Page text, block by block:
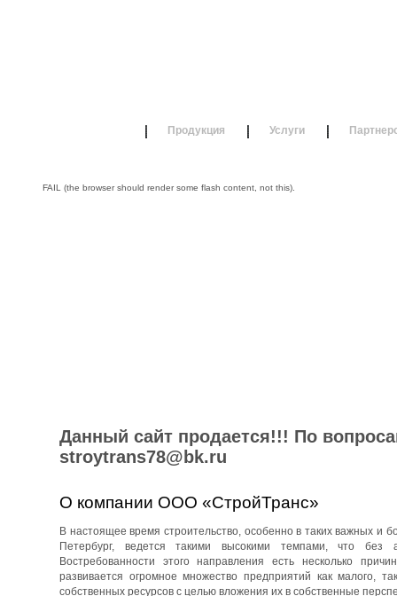
Продукция Услуги
FAIL (the browser should render some flash content, not this).
Данный сайт продается!!! По
stroytrans78@bk.ru
О компании ООО «СтройТранс»
В настоящее время строительство, особенно в таких важных и
Петербург, ведется такими высокими темпами, что без
Востребованности этого направления есть несколько
развивается огромное множество предприятий как малого,
собственных ресурсов с целью вложения их в собственные